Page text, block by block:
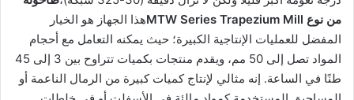
من نوع MTW Series Trapezium Mill
هذا الجهاز هو الخيار
المفضل للعمليات الإنتاجية الكبيرة؛ حيث يمكنه التعامل مع أحجام
المواد تصل إلى 50 مم، ويقدم منتجات بكميات تتراوح بين 3 إلى 45
طنًا في الساعة. إنه مثالي لإنتاج كميات كبيرة من الرمال الناعمة أو